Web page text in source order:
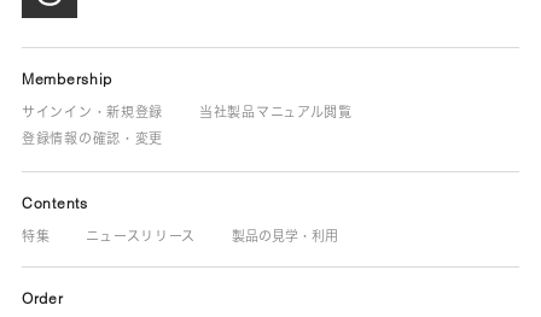
Membership
サインイン・新規登録
当社製品マニュアル閲覧
登録情報の確認・変更
Contents
特集 ニュースリリース 製品の見学・利用
Order